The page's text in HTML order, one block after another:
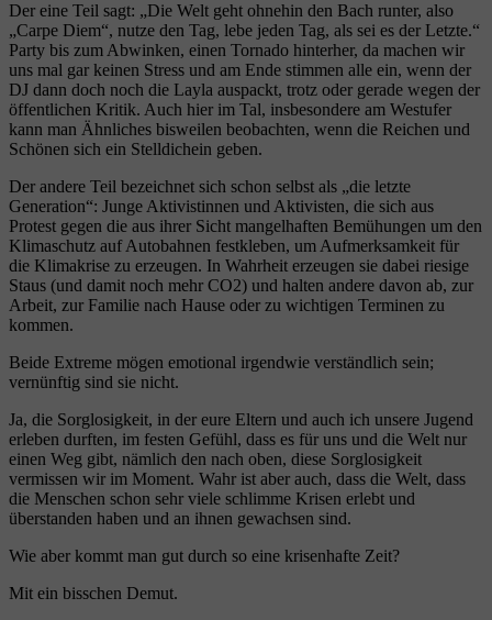
Der eine Teil sagt: „Die Welt geht ohnehin den Bach runter, also
„Carpe Diem“, nutze den Tag, lebe jeden Tag, als sei es der Letzte.“
Party bis zum Abwinken, einen Tornado hinterher, da machen wir
uns mal gar keinen Stress und am Ende stimmen alle ein, wenn der
DJ dann doch noch die Layla auspackt, trotz oder gerade wegen der
öffentlichen Kritik. Auch hier im Tal, insbesondere am Westufer
kann man Ähnliches bisweilen beobachten, wenn die Reichen und
Schönen sich ein Stelldichein geben.
Der andere Teil bezeichnet sich schon selbst als „die letzte
Generation“: Junge Aktivistinnen und Aktivisten, die sich aus
Protest gegen die aus ihrer Sicht mangelhaften Bemühungen um den
Klimaschutz auf Autobahnen festkleben, um Aufmerksamkeit für
die Klimakrise zu erzeugen. In Wahrheit erzeugen sie dabei riesige
Staus (und damit noch mehr CO2) und halten andere davon ab, zur
Arbeit, zur Familie nach Hause oder zu wichtigen Terminen zu
kommen.
Beide Extreme mögen emotional irgendwie verständlich sein;
vernünftig sind sie nicht.
Ja, die Sorglosigkeit, in der eure Eltern und auch ich unsere Jugend
erleben durften, im festen Gefühl, dass es für uns und die Welt nur
einen Weg gibt, nämlich den nach oben, diese Sorglosigkeit
vermissen wir im Moment. Wahr ist aber auch, dass die Welt, dass
die Menschen schon sehr viele schlimme Krisen erlebt und
überstanden haben und an ihnen gewachsen sind.
Wie aber kommt man gut durch so eine krisenhafte Zeit?
Mit ein bisschen Demut.